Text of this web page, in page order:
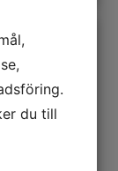
du till